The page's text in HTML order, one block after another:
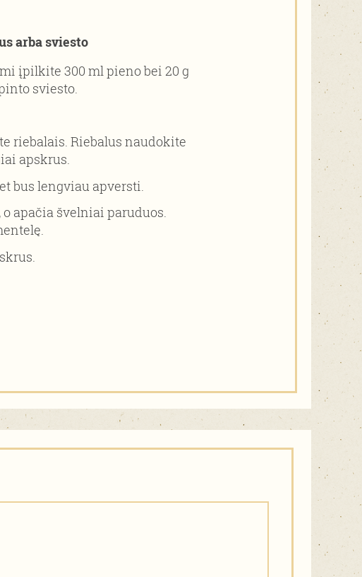
arba sviesto
įpilkite 300 ml pieno bei 20 g
sviesto.
riebalais. Riebalus naudokite
apskrus.
bus lengviau apversti.
apačia švelniai paruduos.